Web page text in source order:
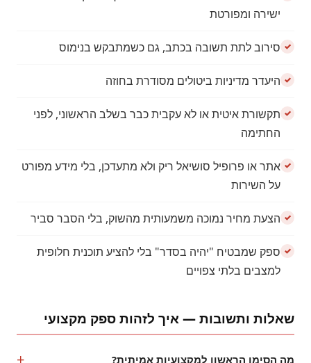
ישירה ומפורטת
סירוב לתת תשובה בכתב, גם כשמתבקש בנימוס
היעדר מדיניות ביטולים מסודרת בחוזה
תקשורת איטית או לא עקבית כבר בשלב הראשוני, לפני
החתימה
אתר או פרופיל סושיאל ריק ולא מתעדכן, בלי מידע מפורט
על השירות
הצעת מחיר נמוכה משמעותית מהשוק, בלי הסבר סביר
ספק שמבטיח "יהיה בסדר" בלי להציע תוכנית חלופית
למצבים בלתי צפויים
שאלות ותשובות — איך לזהות ספק מקצועי
מה הסימן הראשון למקצועיות אמיתית?